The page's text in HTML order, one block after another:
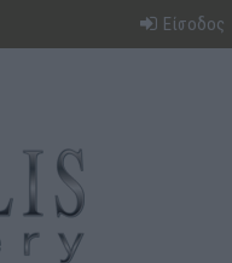
Είσοδος